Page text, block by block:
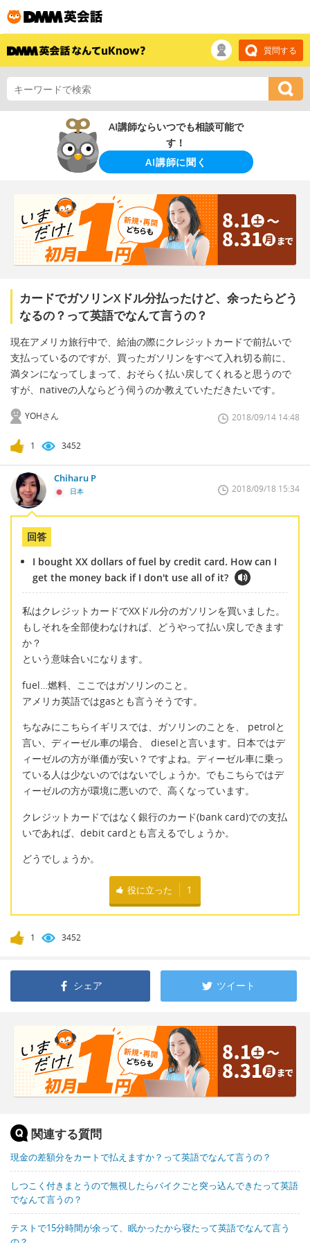
質問する
AI講師ならいつでも相談可能で
す！
AI講師に聞く
カードでガソリンXドル分払ったけど、余ったらどう
なるの？って英語でなんて言うの？
現在アメリカ旅行中で、給油の際にクレジットカードで前払いで
支払っているのですが、買ったガソリンをすべて入れ切る前に、
満タンになってしまって、おそらく払い戻してくれると思うので
すが、nativeの人ならどう伺うのか教えていただきたいです。
YOHさん 2018/09/14 14:48
1 3452
Chiharu P
日本 2018/09/18 15:34
回答
I bought XX dollars of fuel by credit card. How can I
get the money back if I don't use all of it?
私はクレジットカードでXXドル分のガソリンを買いました。
もしそれを全部使わなければ、どうやって払い戻しできます
か？
という意味合いになります。
fuel…燃料、ここではガソリンのこと。
アメリカ英語ではgasとも言うそうです。
ちなみにこちらイギリスでは、ガソリンのことを、 petrolと
言い、ディーゼル車の場合、 dieselと言います。日本ではデ
ィーゼルの方が単価が安い？ですよね。ディーゼル車に乗っ
ている人は少ないのではないでしょうか。でもこちらではデ
ィーゼルの方が環境に悪いので、高くなっています。
クレジットカードではなく銀行のカード(bank card)での支払
いであれば、debit cardとも言えるでしょうか。
どうでしょうか。
役に立った 1
1 3452
シェア ツイート
関連する質問
現金の差額分をカートで払えますか？って英語でなんて言うの？
しつこく付きまとうので無視したらバイクごと突っ込んできたって英語
でなんて言うの？
テストで15分時間が余って、眠かったから寝たって英語でなんて言う